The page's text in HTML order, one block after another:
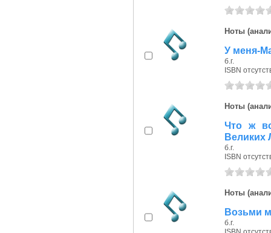
Ноты
У меня-
б.г.
ISBN
Ноты
Что ж
Великих
б.г.
ISBN
Ноты
Возьми
б.г.